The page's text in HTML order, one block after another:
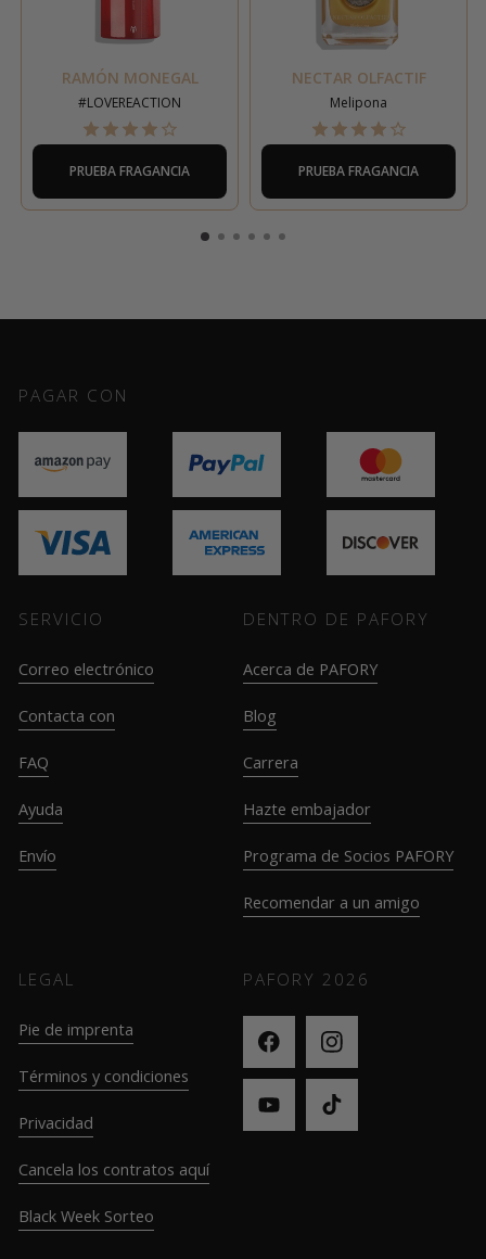
RAMÓN MONEGAL
#LOVEREACTION
PRUEBA FRAGANCIA
NECTAR OLFACTIF
Melipona
PRUEBA FRAGANCIA
PAGAR CON
SERVICIO
Correo electrónico
Contacta con
FAQ
Ayuda
Envío
DENTRO DE PAFORY
Acerca de PAFORY
Blog
Carrera
Hazte embajador
Programa de Socios PAFORY
Recomendar a un amigo
LEGAL
Pie de imprenta
Términos y condiciones
Privacidad
Cancela los contratos aquí
Black Week Sorteo
PAFORY 2026